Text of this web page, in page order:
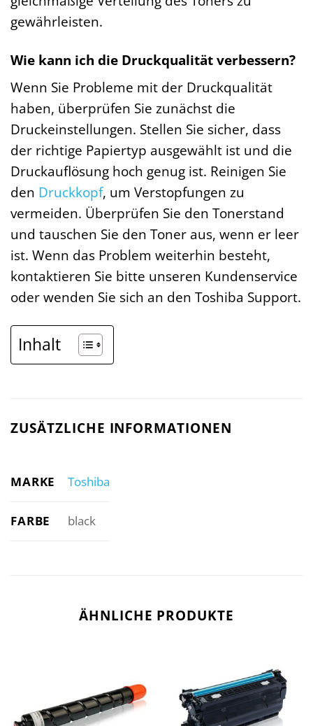
gewährleisten.
Wie kann ich die Druckqualität verbessern?
Wenn Sie Probleme mit der Druckqualität
haben, überprüfen Sie zunächst die
Druckeinstellungen. Stellen Sie sicher, dass
der richtige Papiertyp ausgewählt ist und die
Druckauflösung hoch genug ist. Reinigen Sie
den Druckkopf, um Verstopfungen zu
vermeiden. Überprüfen Sie den Tonerstand
und tauschen Sie den Toner aus, wenn er leer
ist. Wenn das Problem weiterhin besteht,
kontaktieren Sie bitte unseren Kundenservice
oder wenden Sie sich an den Toshiba Support.
Inhalt
ZUSÄTZLICHE INFORMATIONEN
MARKE Toshiba
FARBE black
ÄHNLICHE PRODUKTE